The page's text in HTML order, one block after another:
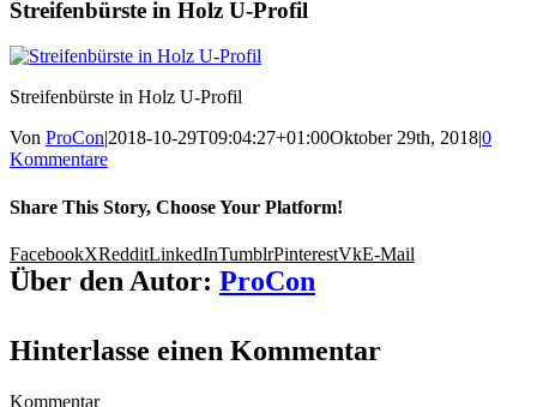
Streifenbürste in Holz U-Profil
Streifenbürste in Holz U-Profil
Von ProCon|2018-10-29T09:04:27+01:00Oktober 29th, 2018|0
Kommentare
Share This Story, Choose Your Platform!
FacebookXRedditLinkedInTumblrPinterestVkE-Mail
Über den Autor: ProCon
Hinterlasse einen Kommentar
Kommentar